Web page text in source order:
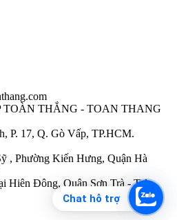
Chat hỗ trợ
THẮNG - TOAN THANG
P. 17, Q. Gò Vấp, TP.HCM.
, Phường Kiến Hưng, Quận Hà
Hiên Đông, Quận Sơn Trà - Tel: